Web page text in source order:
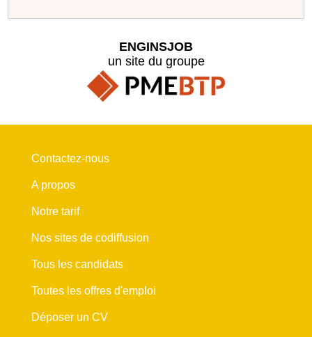
ENGINSJOB
un site du groupe
Contactez-nous
A propos
Notre tarif
Nos sites de codiffusion
Tous les candidats
Toutes les offres d'emploi
Déposer un CV